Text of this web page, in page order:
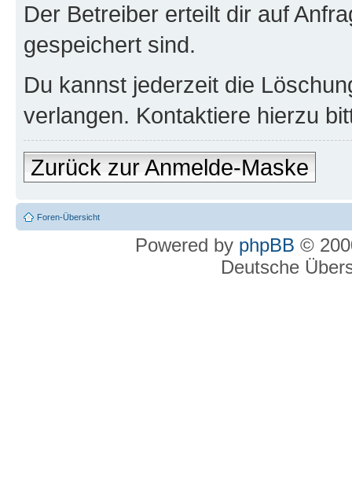
Der Betreiber erteilt dir auf
gespeichert sind.
Du kannst jederzeit die
verlangen. Kontaktiere hierzu
Zurück zur Anmelde-Maske
Foren-Übersicht
Powered by phpBB ©
Deutsche